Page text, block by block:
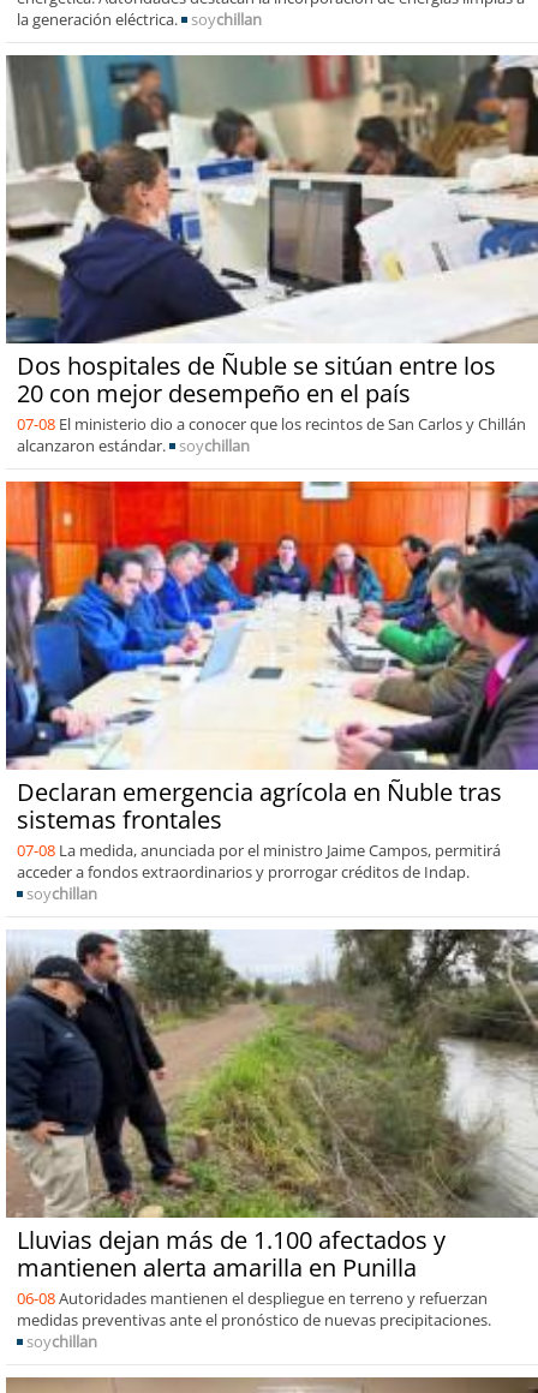
la generación eléctrica.
soychillan
Dos hospitales de Ñuble se sitúan entre los
20 con mejor desempeño en el país
07-08 El ministerio dio a conocer que los recintos de San Carlos y Chillán
alcanzaron estándar.
soychillan
Declaran emergencia agrícola en Ñuble tras
sistemas frontales
07-08 La medida, anunciada por el ministro Jaime Campos, permitirá
acceder a fondos extraordinarios y prorrogar créditos de Indap.
soychillan
Lluvias dejan más de 1.100 afectados y
mantienen alerta amarilla en Punilla
06-08Autoridades mantienen el despliegue en terreno y refuerzan
medidas preventivas ante el pronóstico de nuevas precipitaciones.
soychillan